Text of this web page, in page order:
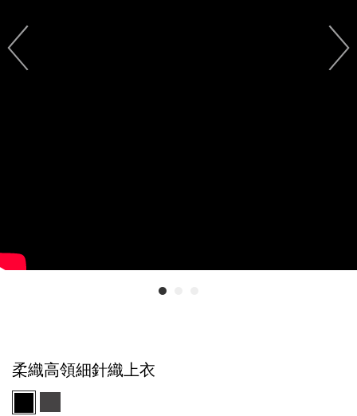
柔織高領細針織上衣